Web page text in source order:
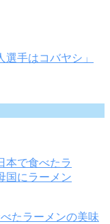
手はコバヤシ」
たラーメンの美味